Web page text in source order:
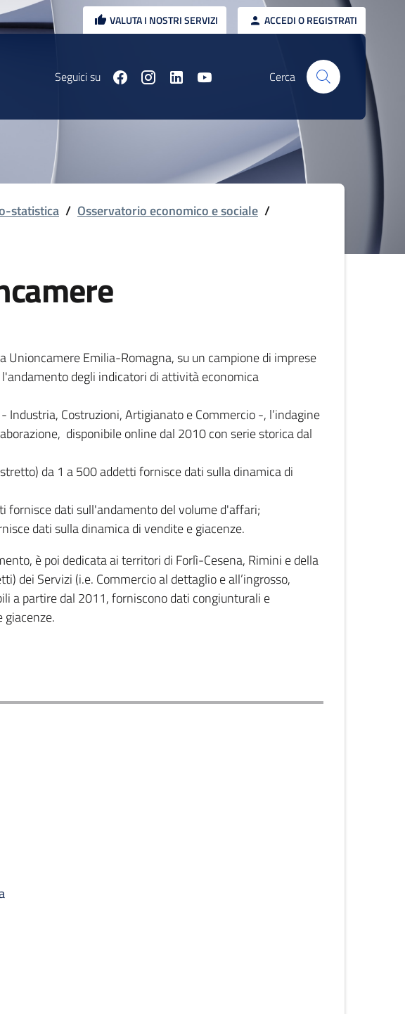
VALUTA I NOSTRI SERVIZI ACCEDI O REGISTRATI
Seguici su Cerca
statistica / Osservatorio economico e sociale /
Unioncamere Emilia-Romagna, su un campione di imprese
degli indicatori di attività economica
Costruzioni, Artigianato e Commercio -, l’indagine
disponibile online dal 2010 con serie storica dal
da 1 a 500 addetti fornisce dati sulla dinamica di
fornisce dati sull'andamento del volume d'affari;
dati sulla dinamica di vendite e giacenze.
è poi dedicata ai territori di Forlì-Cesena, Rimini e della
dei Servizi (i.e. Commercio al dettaglio e all’ingrosso,
a partire dal 2011, forniscono dati congiunturali e
giacenze.